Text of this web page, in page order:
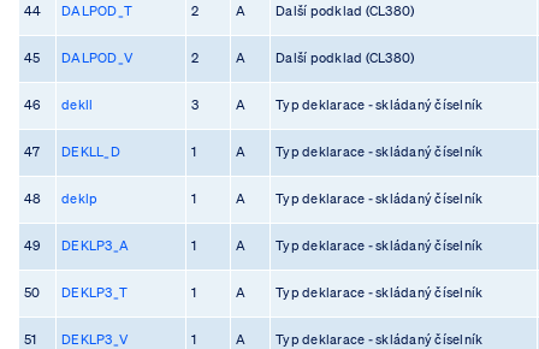
44 DALPOD_T 2 A Další podklad (CL380)
45 DALPOD_V 2 A Další podklad (CL380)
46 dekll 3 A Typ deklarace - skládaný číselník
47 DEKLL_D 1 A Typ deklarace - skládaný číselník
48 deklp 1 A Typ deklarace - skládaný číselník
49 DEKLP3_A 1 A Typ deklarace - skládaný číselník
50 DEKLP3_T 1 A Typ deklarace - skládaný číselník
51 DEKLP3_V 1 A Typ deklarace - skládaný číselník